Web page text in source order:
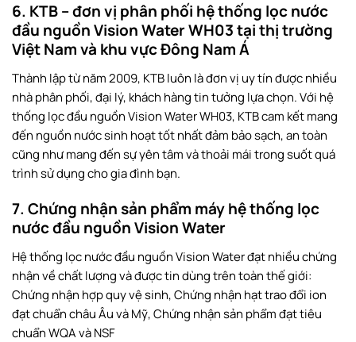
6. KTB – đơn vị phân phối hệ thống lọc nước
đầu nguồn Vision Water WH03 tại thị trường
Việt Nam và khu vực Đông Nam Á
Thành lập từ năm 2009, KTB luôn là đơn vị uy tín được nhiều
nhà phân phối, đại lý, khách hàng tin tưởng lựa chọn. Với hệ
thống lọc đầu nguồn Vision Water WH03, KTB cam kết mang
đến nguồn nước sinh hoạt tốt nhất đảm bảo sạch, an toàn
cũng như mang đến sự yên tâm và thoải mái trong suốt quá
trình sử dụng cho gia đình bạn.
7. Chứng nhận sản phẩm máy hệ thống lọc
nước đầu nguồn Vision Water
Hệ thống lọc nước đầu nguồn Vision Water đạt nhiều chứng
nhận về chất lượng và được tin dùng trên toàn thế giới:
Chứng nhận hợp quy vệ sinh, Chứng nhận hạt trao đổi ion
đạt chuẩn châu Âu và Mỹ, Chứng nhận sản phẩm đạt tiêu
chuẩn WQA và NSF